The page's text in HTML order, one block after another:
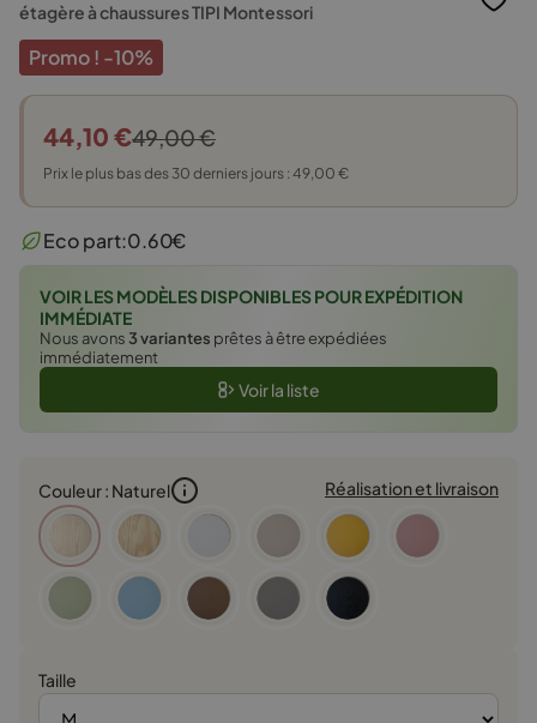
étagère à chaussures TIPI Montessori
Promo ! -10%
49,00€
Le
prix
était :
49,00 €.
44,10 €
Le
prix
est :
44,10 €.
Prix le plus bas des 30 derniers jours : 49,00 €
Eco part:0.60€
VOIR LES MODÈLES DISPONIBLES POUR EXPÉDITION
IMMÉDIATE
Nous avons 3 variantes prêtes à être expédiées
immédiatement
Voir la liste
Couleur : Naturel Réalisation et livraison
Taille